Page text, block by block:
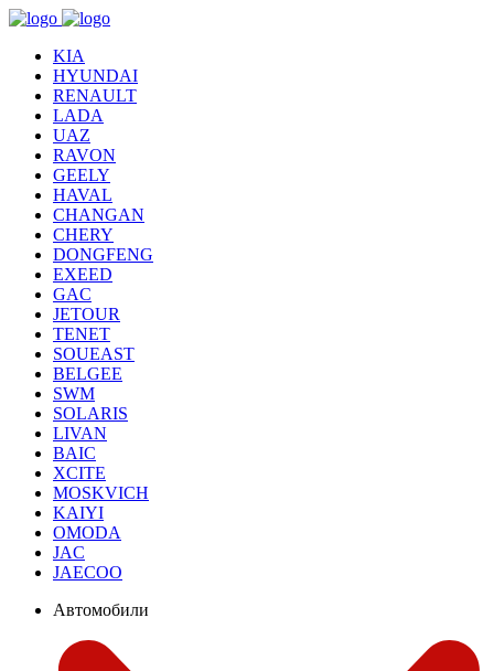
KIA
HYUNDAI
RENAULT
LADA
UAZ
RAVON
GEELY
HAVAL
CHANGAN
CHERY
DONGFENG
EXEED
GAC
JETOUR
TENET
SOUEAST
BELGEE
SWM
SOLARIS
LIVAN
BAIC
XCITE
MOSKVICH
KAIYI
OMODA
JAC
JAECOO
Автомобили